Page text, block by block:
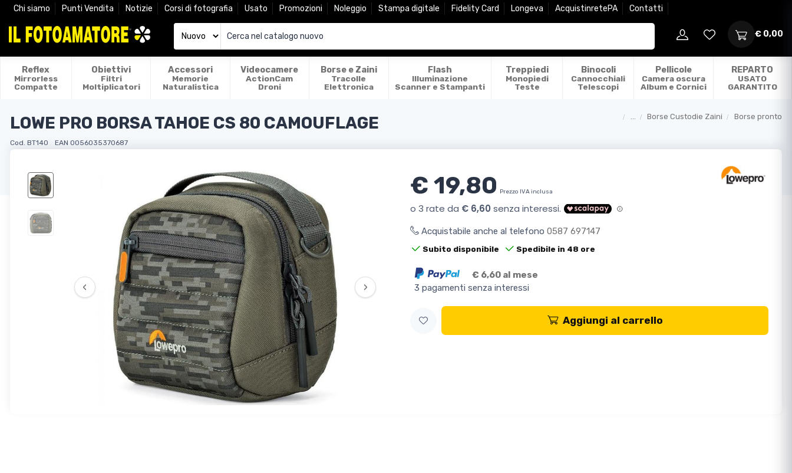
Chi siamo Punti Vendita Notizie Corsi di fotografia Usato Promozioni Noleggio Stampa digitale Fidelity Card Longeva AcquistinretePA Contatti
€ 0,00
Reflex
Mirrorless
Compatte
Obiettivi
Filtri
Moltiplicatori
Accessori
Memorie
Naturalistica
Videocamere
ActionCam
Droni
Borse e Zaini
Tracolle
Elettronica
Flash
Illuminazione
Scanner e Stampanti
Treppiedi
Monopiedi
Teste
Binocoli
Cannocchiali
Telescopi
Pellicole
Camera oscura
Album e Cornici
REPARTO
USATO
GARANTITO
Borse Custodie Zaini Borse pronto
LOWE PRO BORSA TAHOE CS 80 CAMOUFLAGE
Cod. BT140 EAN 0056035370687
‹ ›
€ 19,80 Prezzo IVA inclusa
Acquistabile anche al telefono 0587 697147
Subito disponibile Spedibile in 48 ore
€ 6,60 al mese
3 pagamenti senza interessi
Aggiungi al carrello